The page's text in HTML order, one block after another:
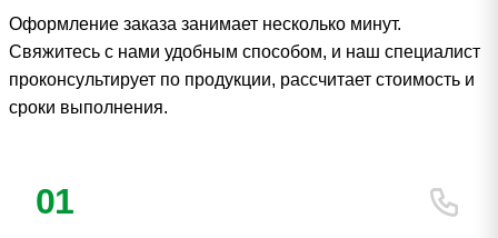
Оформление заказа занимает несколько минут.
Свяжитесь с нами удобным способом, и наш специалист
проконсультирует по продукции, рассчитает стоимость и
сроки выполнения.
01